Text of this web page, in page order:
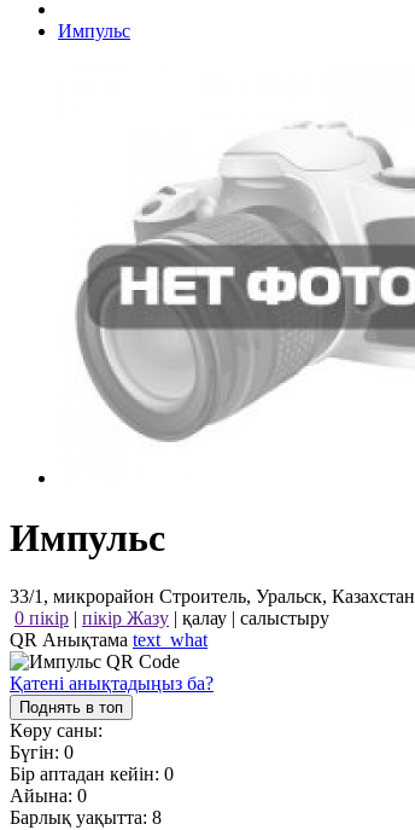
Импульс
Импульс
33/1, микрорайон Строитель, Уральск, Казахстан
0 пікір | пікір Жазу | қалау | салыстыру
QR Анықтама text_what
Қатені анықтадыңыз ба?
Поднять в топ
Көру саны:
Бүгін: 0
Бір аптадан кейін: 0
Айына: 0
Барлық уақытта: 8